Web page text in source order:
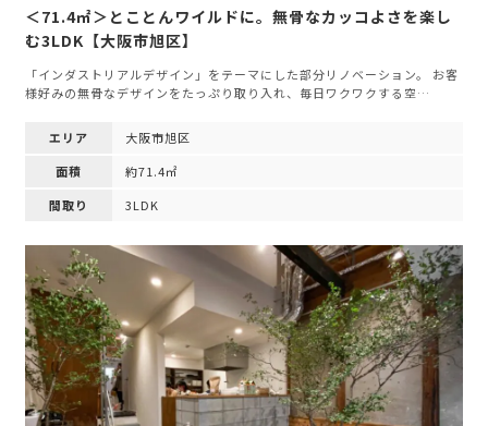
＜71.4㎡＞とことんワイルドに。無骨なカッコよさを楽し
む3LDK【大阪市旭区】
「インダストリアルデザイン」をテーマにした部分リノベーション。 お客
様好みの無骨なデザインをたっぷり取り入れ、毎日ワクワクする空…
エリア
大阪市旭区
面積
約71.4㎡
間取り
3LDK